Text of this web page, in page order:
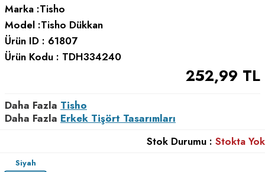
Marka :Tisho
Model :Tisho Dükkan
Ürün ID : 61807
Ürün Kodu : TDH334240
252,99 TL
Daha Fazla Tisho
Daha Fazla Erkek Tişört Tasarımları
Stok Durumu : Stokta Yok
Siyah